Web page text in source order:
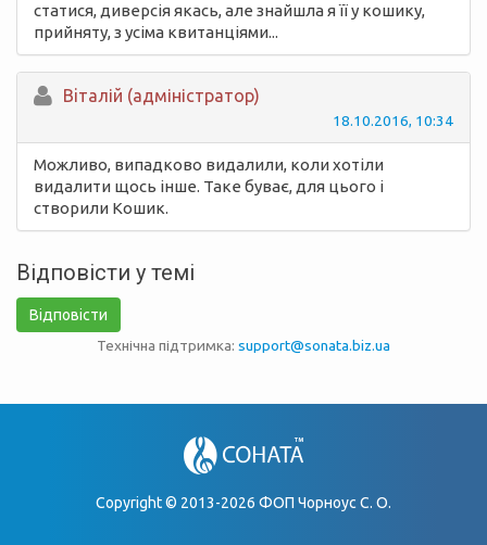
статися, диверсія якась, але знайшла я її у кошику,
прийняту, з усіма квитанціями...
Вiталій (адміністратор)
18.10.2016, 10:34
Можливо, випадково видалили, коли хотіли
видалити щось інше. Таке буває, для цього і
створили Кошик.
Відповісти у темі
Відповісти
Технічна підтримка: support@sonata.biz.ua
Copyright © 2013-2026 ФОП Чорноус С. О.